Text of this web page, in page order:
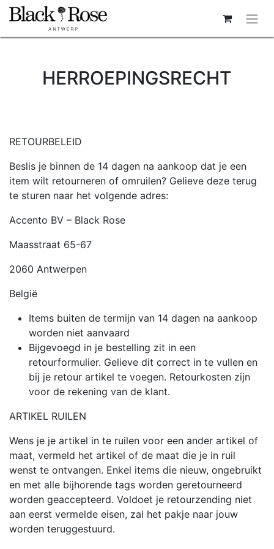
HERROEPINGSRECHT
RETOURBELEID
Beslis je binnen de 14 dagen na aankoop dat je een
item wilt retourneren of omruilen? Gelieve deze terug
te sturen naar het volgende adres:
Accento BV – Black Rose
Maasstraat 65-67
2060 Antwerpen
België
Items buiten de termijn van 14 dagen na aankoop
worden niet aanvaard
Bijgevoegd in je bestelling zit in een
retourformulier. Gelieve dit correct in te vullen en
bij je retour artikel te voegen. Retourkosten zijn
voor de rekening van de klant.
ARTIKEL RUILEN
Wens je je artikel in te ruilen voor een ander artikel of
maat, vermeld het artikel of de maat die je in ruil
wenst te ontvangen. Enkel items die nieuw, ongebruikt
en met alle bijhorende tags worden geretourneerd
worden geaccepteerd. Voldoet je retourzending niet
aan eerst vermelde eisen, zal het pakje naar jouw
worden teruggestuurd.